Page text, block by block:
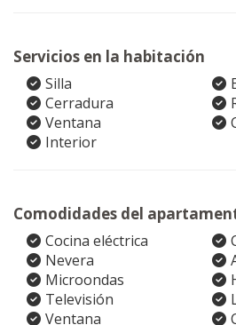
Servicios en la habitación
Silla
Cerradura
Ventana
Interior
Comodidades del
Cocina eléctrica
Nevera
Microondas
Televisión
Ventana